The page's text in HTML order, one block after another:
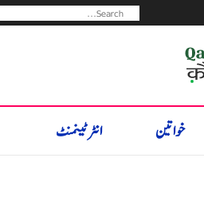
خواتین انٹرٹینمنٹ